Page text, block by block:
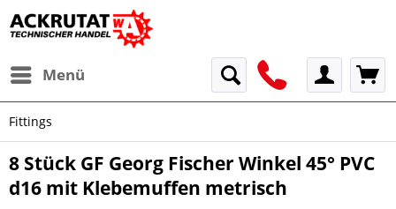
Menü
Fittings
8 Stück GF Georg Fischer Winkel 45° PVC
d16 mit Klebemuffen metrisch